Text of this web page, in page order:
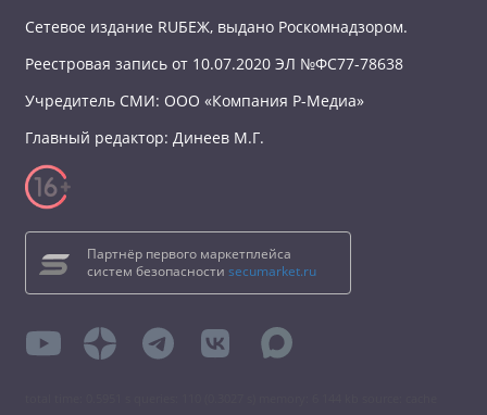
Сетевое издание RUБЕЖ, выдано Роскомнадзором.
Реестровая запись от 10.07.2020 ЭЛ №ФС77-78638
Учредитель СМИ: ООО «Компания Р-Медиа»
Главный редактор: Динеев М.Г.
Партнёр первого маркетплейса
систем безопасности secumarket.ru